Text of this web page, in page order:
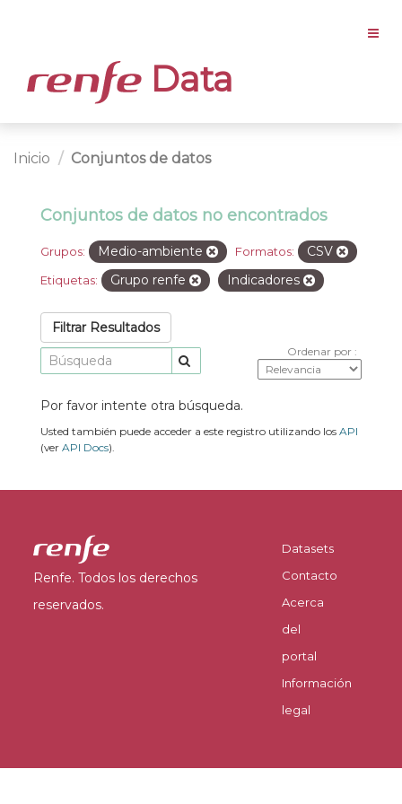
Data
Inicio Conjuntos de datos
Conjuntos de datos no encontrados
Grupos: Medio-ambiente Formatos: CSV
Etiquetas: Grupo renfe Indicadores
Filtrar Resultados
Ordenar por
Por favor intente otra búsqueda.
Usted también puede acceder a este registro utilizando los API
(ver API Docs).
Renfe. Todos los derechos
reservados.
Datasets
Contacto
Acerca
del
portal
Información
legal